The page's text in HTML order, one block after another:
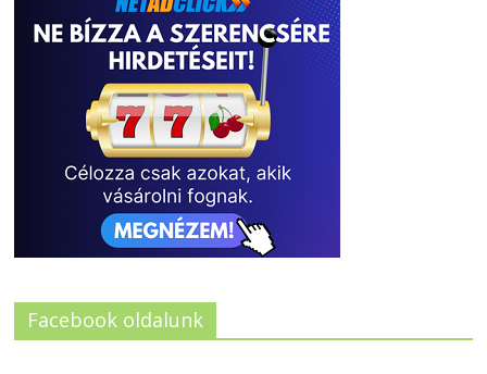
Facebook oldalunk